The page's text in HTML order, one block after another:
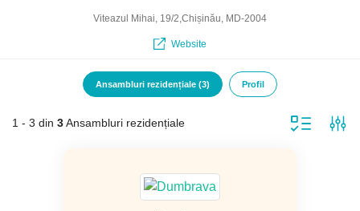
Viteazul Mihai, 19/2, Chișinău , MD-2004
Website
Ansambluri rezidențiale (3) Profil
1 - 3 din 3Ansambluri rezidențiale